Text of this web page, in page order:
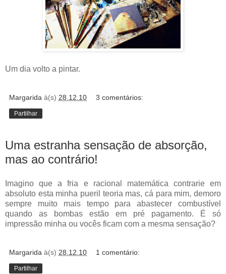
Um dia volto a pintar.
Margarida à(s) 28.12.10 3 comentários:
Partilhar
Uma estranha sensação de absorção,
mas ao contrário!
Imagino que a fria e racional matemática contrarie em
absoluto esta minha pueril teoria mas, cá para mim, demoro
sempre muito mais tempo para abastecer combustível
quando as bombas estão em pré pagamento. É só
impressão minha ou vocês ficam com a mesma sensação?
Margarida à(s) 28.12.10 1 comentário:
Partilhar